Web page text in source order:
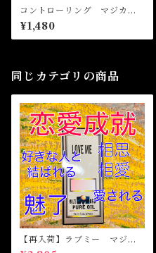
コントローリング マジカル
オイル・魔女オイル Contro
lling Magical Oil
¥1,480
同じカテゴリの商品
【再入荷】ラブミー マジカ
ルオイル・魔女オイル Love